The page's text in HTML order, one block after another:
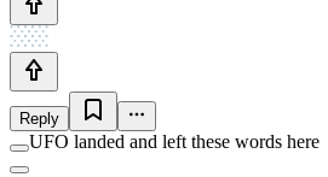
Reply
UFO landed and left these words here